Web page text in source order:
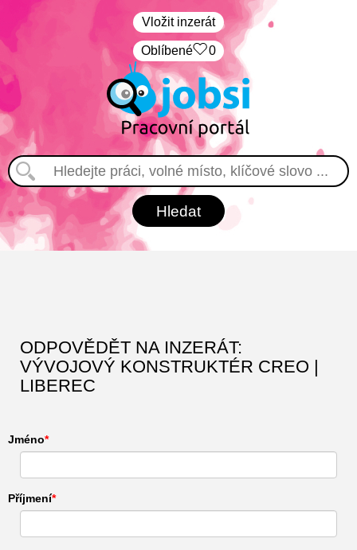
Vložit inzerát
Oblíbené 0
ODPOVĚDĚT NA INZERÁT:
VÝVOJOVÝ KONSTRUKTÉR CREO |
LIBEREC
Jméno
Příjmení